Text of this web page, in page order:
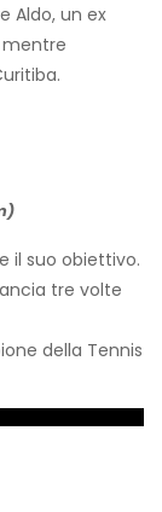
Aldo, un ex
il suo obiettivo.
tre volte
della Tennis